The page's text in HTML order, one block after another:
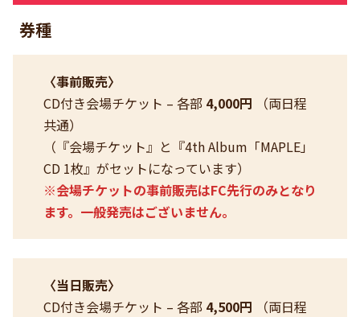
券種
〈事前販売〉
CD付き会場チケット – 各部 4,000円 （両日程
共通）
（『会場チケット』と『4th Album「MAPLE」
CD 1枚』がセットになっています）
※会場チケットの事前販売はFC先行のみとなり
ます。一般発売はございません。
〈当日販売〉
CD付き会場チケット – 各部 4,500円 （両日程